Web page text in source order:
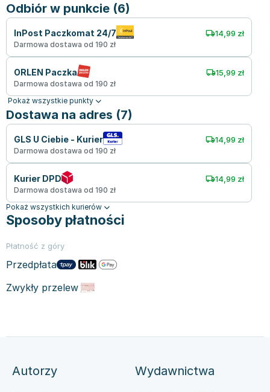
Odbiór w punkcie (6)
InPost Paczkomat 24/7 14,99 zł
Darmowa dostawa od 190 zł
ORLEN Paczka 15,99 zł
Darmowa dostawa od 190 zł
Pokaż wszystkie punkty
Dostawa na adres (7)
GLS U Ciebie - Kurier 14,99 zł
Darmowa dostawa od 190 zł
Kurier DPD 14,99 zł
Darmowa dostawa od 190 zł
Pokaż wszystkich kurierów
Sposoby płatności
Płatność z góry
Przedpłata
Zwykły przelew
Autorzy Wydawnictwa